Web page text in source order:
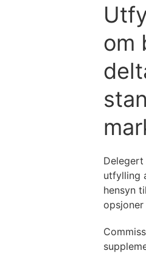
om
utfylling
hensyn